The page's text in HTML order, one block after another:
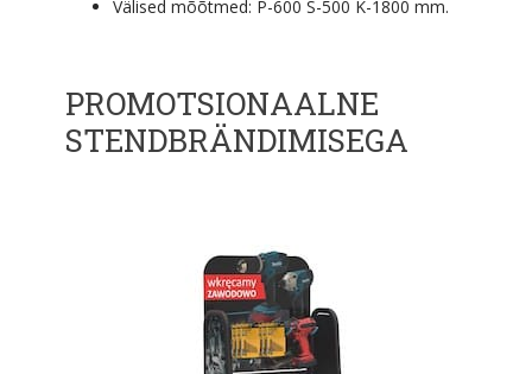
Välised mõõtmed: P-600 S-500 K-1800 mm.
PROMOTSIONAALNE
STENDBRÄNDIMISEGA